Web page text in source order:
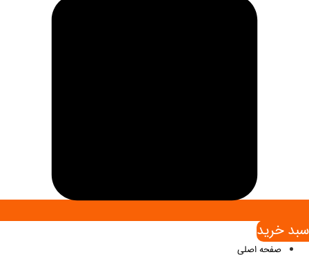
سبد خريد
صفحه اصلی